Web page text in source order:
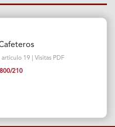
19 | Visitas PDF
210